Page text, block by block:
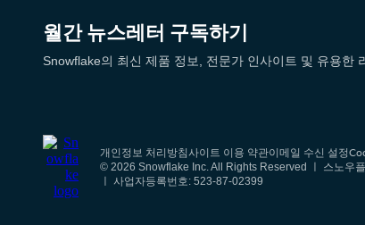
월간 뉴스레터 구독하기
Snowflake의 최신 제품 정보, 전문가 인사이트 및 유용한
개인정보 처리방침사이트 이용 약관이메일 수신 설정
© 2026 Snowflake Inc. All Rights Reserved ㅣ 스노우
ㅣ 사업자등록번호: 523-87-02399